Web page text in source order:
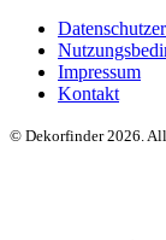
Impressum
Kontakt
© Dekorfinder 2026.